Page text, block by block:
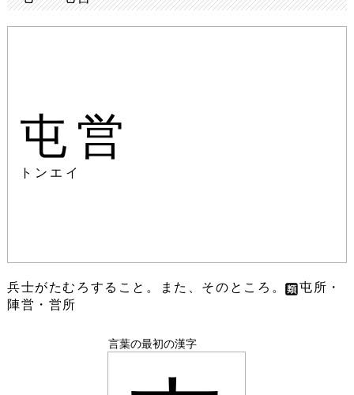
屯営
トンエイ
兵士がたむろすること。また、そのところ。
屯所・
陣営・営所
言葉の最初の漢字